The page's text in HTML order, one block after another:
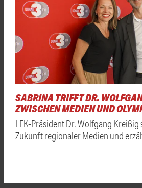
SABRINA TRIFFT DR.
WISCHEN MEDIEN UND
LFK-Präsident Dr. Wolfgang
Zukunft regionaler Medien und